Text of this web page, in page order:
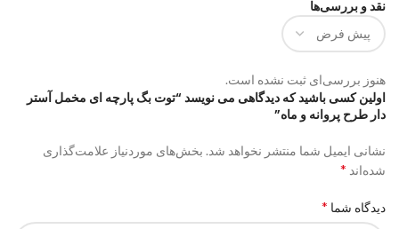
نقد و بررسی‌ها
هنوز بررسی‌ای ثبت نشده است.
اولین کسی باشید که دیدگاهی می نویسد “توت بگ پارچه ای مخمل آستر
دار طرح پروانه و ماه”
نشانی ایمیل شما منتشر نخواهد شد. بخش‌های موردنیاز علامت‌گذاری
شده‌اند *
دیدگاه شما *